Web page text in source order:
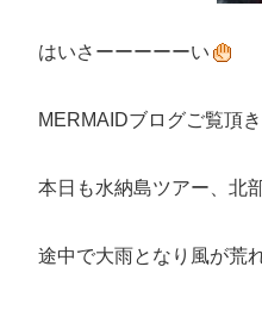
はいさーーーーーい
MERMAIDブログご覧頂
本日も水納島ツアー、北
途中で大雨となり風が荒